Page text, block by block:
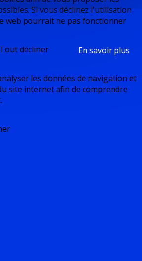
Si vous déclinez l'utilisation
web pourrait ne pas fonctionner
Tout décliner
En savoir plus
les données de navigation et
site internet afin de comprendre